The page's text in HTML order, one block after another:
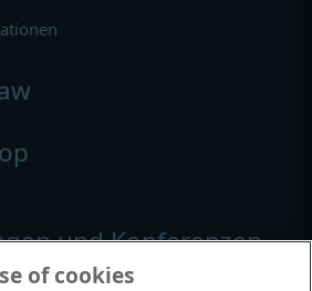
und Konferenzen
of cookies